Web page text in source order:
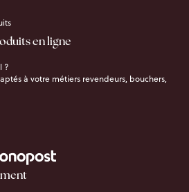
en ligne
?
à votre métiers revendeurs, bouchers,